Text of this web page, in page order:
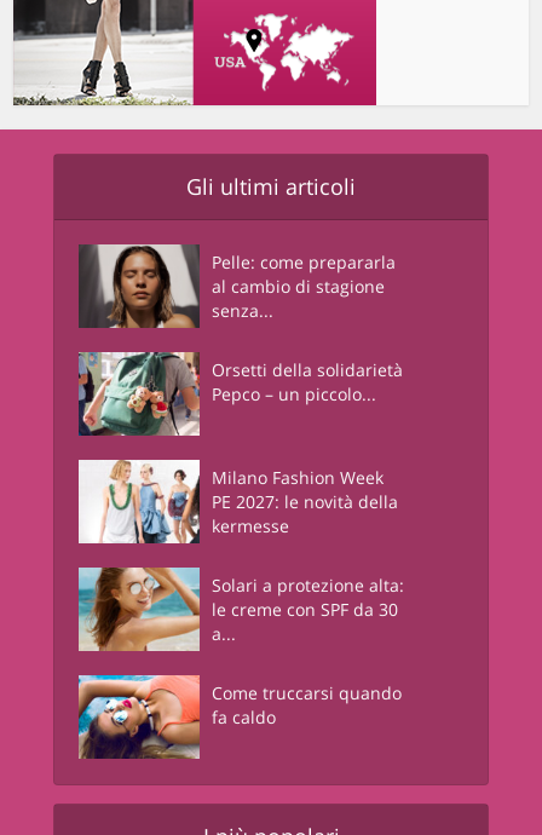
Gli ultimi articoli
Pelle: come prepararla
al cambio di stagione
senza...
Orsetti della solidarietà
Pepco – un piccolo...
Milano Fashion Week
PE 2027: le novità della
kermesse
Solari a protezione alta:
le creme con SPF da 30
a...
Come truccarsi quando
fa caldo